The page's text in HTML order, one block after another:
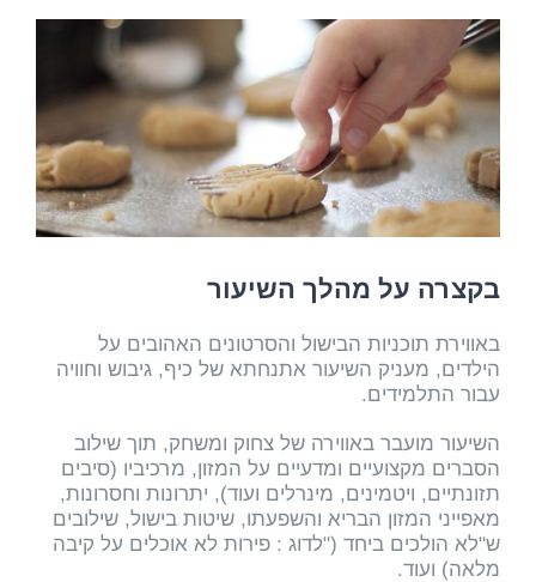
בקצרה על מהלך השיעור
באווירת תוכניות הבישול והסרטונים האהובים על
הילדים, מעניק השיעור אתנחתא של כיף, גיבוש וחוויה
עבור התלמידים.
השיעור מועבר באווירה של צחוק ומשחק, תוך שילוב
הסברים מקצועיים ומדעיים על המזון, מרכיביו (סיבים
תזונתיים, ויטמינים, מינרלים ועוד), יתרונות וחסרונות,
מאפייני המזון הבריא והשפעתו, שיטות בישול, שילובים
ש"לא הולכים ביחד ("לדוג : פירות לא אוכלים על קיבה
מלאה) ועוד.